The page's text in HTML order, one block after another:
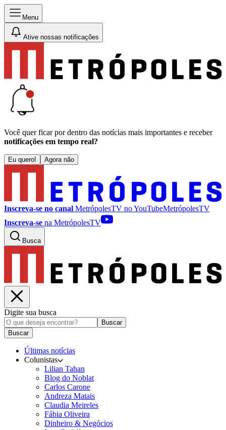
Menu
Ative nossas notificações
Você quer ficar por dentro das notícias mais importantes e receber
notificações em tempo real?
Eu quero! Agora não
Inscreva-se no canal MetrópolesTV noYouTubeMetrópolesTV
Inscreva-se na MetrópolesTV
Busca
Digite sua busca
Buscar
Buscar
Últimas notícias
Colunistas
Lilian Tahan
Blog do Noblat
Carlos Carone
Andreza Matais
Claudia Meireles
Fábia Oliveira
Dinheiro & Negócios